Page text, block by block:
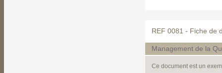
REF 0081 - Fiche de
Management de la
Ce document est un